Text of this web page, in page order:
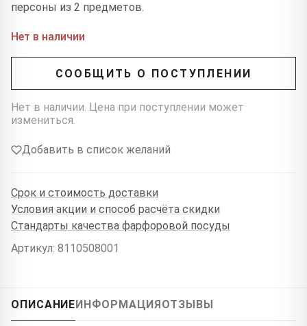
персоны из 2 предметов.
Нет в наличии
СООБЩИТЬ О ПОСТУПЛЕНИИ
Нет в наличии. Цена при поступлении может
измениться.
Добавить в список желаний
Срок и стоимость доставки
Условия акции и способ расчёта скидки
Стандарты качества фарфоровой посуды
Артикул: 8110508001
ОПИСАНИЕИНФОРМАЦИЯОТЗЫВЫ